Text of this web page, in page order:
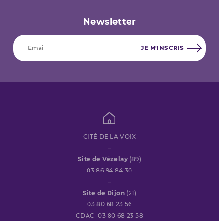
Newsletter
CITÉ DE LA VOIX
–
Site de Vézelay (89)
03 86 94 84 30
–
Site de Dijon (21)
03 80 68 23 56
CDAC 03 80 68 23 58